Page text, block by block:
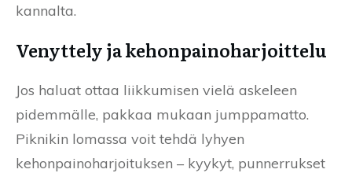
kannalta.
Venyttely ja kehonpainoharjoittelu
Jos haluat ottaa liikkumisen vielä askeleen
pidemmälle, pakkaa mukaan jumppamatto.
Piknikin lomassa voit tehdä lyhyen
kehonpainoharjoituksen – kyykyt, punnerrukset